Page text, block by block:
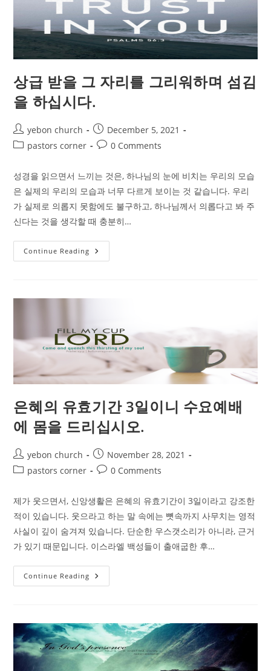
감
히
헌
신
해
주
십
시
상급 받을 그 자리를 그리워하며 섬김
을 하십시다.
Post
author:
yebon church
Post
published:
December 5, 2021
Postpastors corner
Post0 Comments
성경을 읽으면서 느끼는 것은, 하나님의 눈에 비치는 우리의 모습
은 실제의 우리의 모습과 너무 다르게 보이는 것 같습니다. 우리
가 실제로 의롭지 못함에도 불구하고, 하나님께서 의롭다고 봐 주
신다는 것을 생각할 때 충분히…
Continue Reading 상
급
리
리
워
하
며
섬
하
시
다.
은혜의 유효기간 3일이니 수요예배
에 몸을 드리십시오.
Post
author:
yebon church
Post
published:
November 28, 2021
Postpastors corner
Post0 Comments
제가 웃으면서, 신앙생활은 은혜의 유효기간이 3일이라고 강조한
적이 있습니다. 웃으라고 하는 말 속에는 뼛속까지 사무치는 영적
사실이 깊이 숨겨져 있습니다. 단순한 우스갯소리가 아니라, 근거
가 있기 때문입니다. 이스라엘 백성들이 출애굽한 후…
Continue Reading 은
혜
간
3
일
이
니